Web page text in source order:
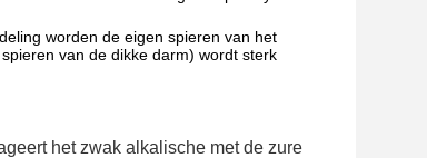
worden de eigen spieren van het
van de dikke darm) wordt sterk
het zwak alkalische met de zure